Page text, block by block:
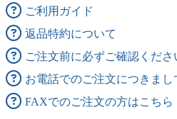
ご利用ガイド
返品特約について
ご注文前に必ずご確認くださ
お電話でのご注文につきまし
FAXでのご注文の方はこちら